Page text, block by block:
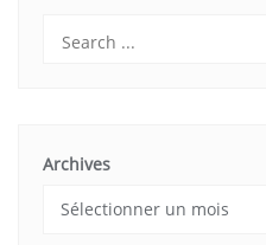
Archives